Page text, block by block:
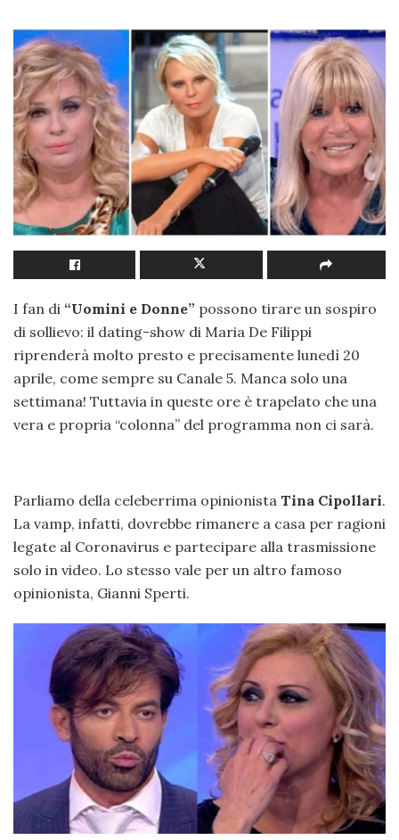
I fan di “Uomini e Donne” possono tirare un sospiro
di sollievo: il dating-show di Maria De Filippi
riprenderà molto presto e precisamente lunedì 20
aprile, come sempre su Canale 5. Manca solo una
settimana! Tuttavia in queste ore è trapelato che una
vera e propria “colonna” del programma non ci sarà.
Parliamo della celeberrima opinionista Tina Cipollari.
La vamp, infatti, dovrebbe rimanere a casa per ragioni
legate al Coronavirus e partecipare alla trasmissione
solo in video. Lo stesso vale per un altro famoso
opinionista, Gianni Sperti.